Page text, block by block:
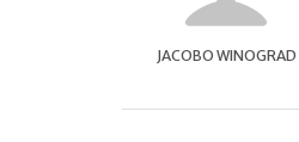
JACOBO WINOGRAD